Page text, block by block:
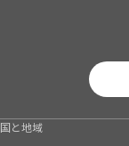
国と地域